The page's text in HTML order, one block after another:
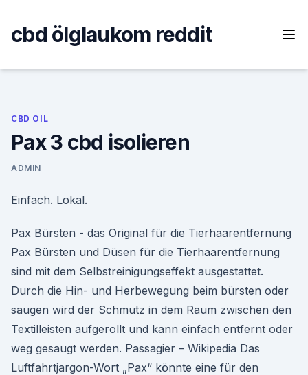
content
cbd ölglaukom reddit
CBD OIL
Pax 3 cbd isolieren
ADMIN
Einfach. Lokal.
Pax Bürsten - das Original für die Tierhaarentfernung
Pax Bürsten und Düsen für die Tierhaarentfernung
sind mit dem Selbstreinigungseffekt ausgestattet.
Durch die Hin- und Herbewegung beim bürsten oder
saugen wird der Schmutz in dem Raum zwischen den
Textilleisten aufgerollt und kann einfach entfernt oder
weg gesaugt werden. Passagier – Wikipedia Das
Luftfahrtjargon-Wort „Pax“ könnte eine für den